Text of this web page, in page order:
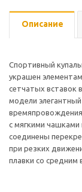
Описание
Спортивный
украшен
сетчатых вставок
модели
с мягкими
соединены
при резких
плавки со